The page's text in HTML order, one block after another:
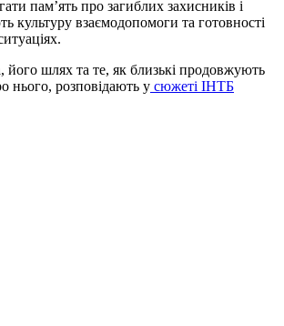
пам’ять про загиблих захисників і
культуру взаємодопомоги та готовності
шлях та те, як близькі продовжують
нього, розповідають у сюжеті ІНТБ